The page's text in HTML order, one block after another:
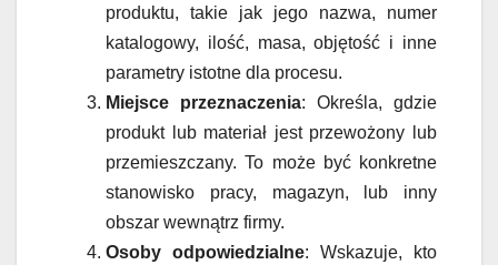
produktu, takie jak jego nazwa, numer
katalogowy, ilość, masa, objętość i inne
parametry istotne dla procesu.
Miejsce przeznaczenia: Określa, gdzie
produkt lub materiał jest przewożony lub
przemieszczany. To może być konkretne
stanowisko pracy, magazyn, lub inny
obszar wewnątrz firmy.
Osoby odpowiedzialne: Wskazuje, kto